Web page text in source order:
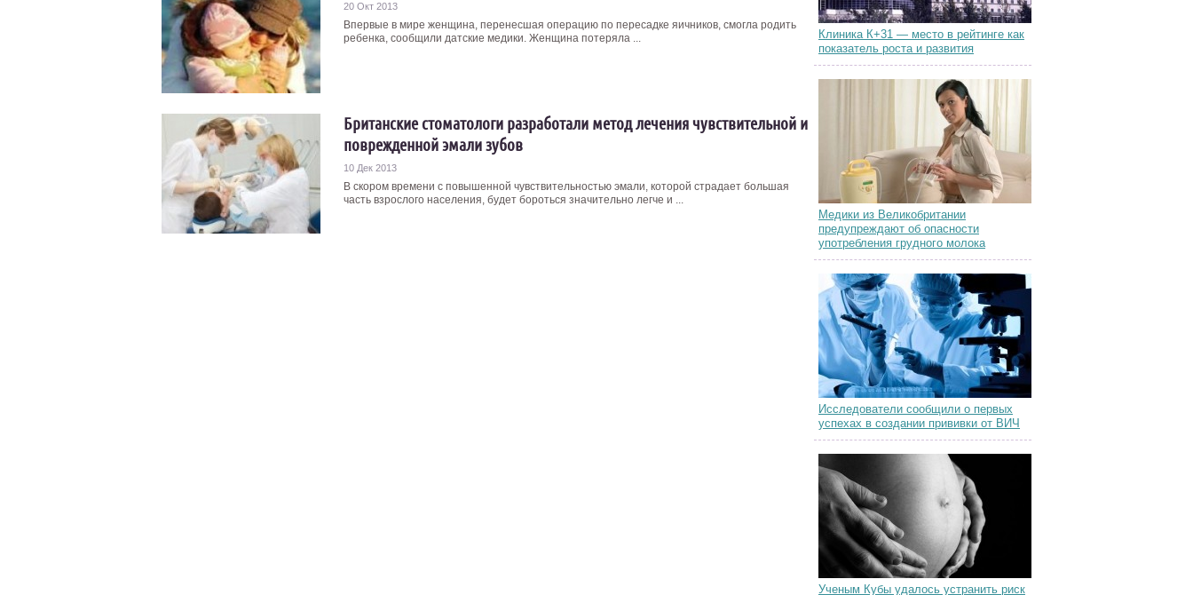
20 Окт 2013
Впервые в мире женщина, перенесшая операцию по пересадке яичников, смогла родить
ребенка, сообщили датские медики. Женщина потеряла ...
Британские стоматологи разработали метод лечения чувствительной и
поврежденной эмали зубов
10 Дек 2013
В скором времени с повышенной чувствительностью эмали, которой страдает большая
часть взрослого населения, будет бороться значительно легче и ...
Клиника К+31 — место в рейтинге как
показатель роста и развития
Медики из Великобритании
предупреждают об опасности
употребления грудного молока
Исследователи сообщили о первых
успехах в создании прививки от ВИЧ
Ученым Кубы удалось устранить риск